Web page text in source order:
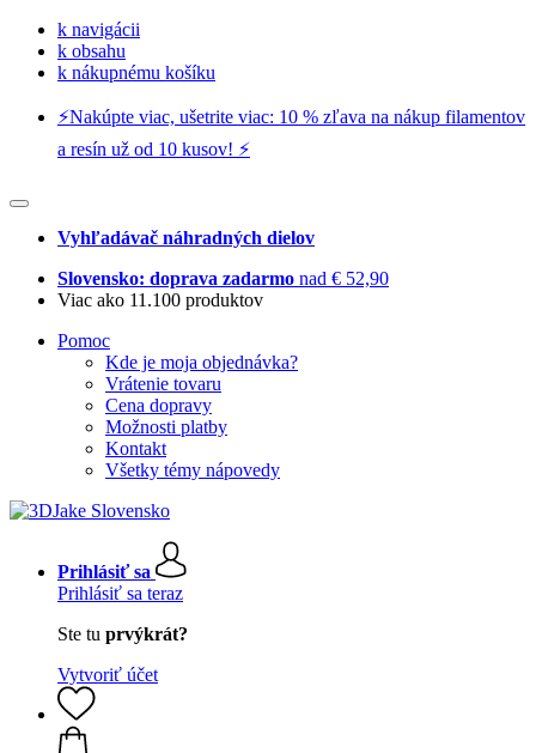
k navigácii
k obsahu
k nákupnému košíku
⚡️Nakúpte viac, ušetrite viac: 10 % zľava na nákup filamentov
a resín už od 10 kusov! ⚡️
Vyhľadávač náhradných dielov
Slovensko: doprava zadarmo nad € 52,90
Viac ako 11.100 produktov
Pomoc
Kde je moja objednávka?
Vrátenie tovaru
Cena dopravy
Možnosti platby
Kontakt
Všetky témy nápovedy
Prihlásiť sa
Prihlásiť sa teraz
Ste tu prvýkrát?
Vytvoriť účet